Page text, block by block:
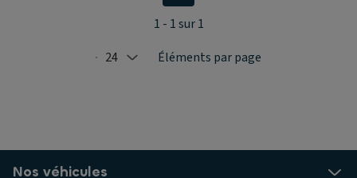
Selected: 24
24 Éléments par page
1 - 1 sur 1
Nos véhicules